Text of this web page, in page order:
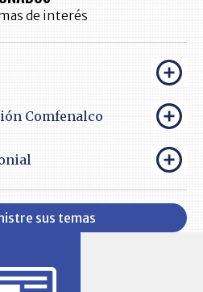
de interés
Comfenalco
sus temas